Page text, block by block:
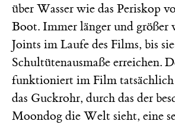
über Wasser wie das Periskop
Boot. Immer länger und größer
Joints im Laufe des Films, bis
Schultütenausmaße erreichen.
funktioniert im Film tatsächlich
das Guckrohr, durch das der
Moondog die Welt sieht, eine